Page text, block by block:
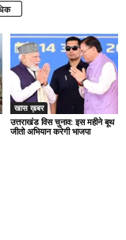
खास ख़बर
उत्तराखंड विस चुनाव: इस महीने बूथ
जीतो अभियान करेगी भाजपा